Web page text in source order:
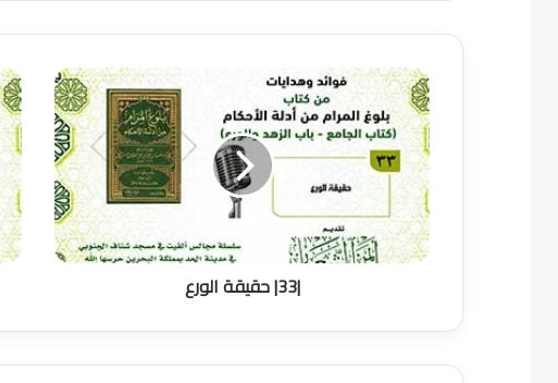
|33|
حقيقة
الورع
|33| حقيقة الورع
|35|
من
ترك
"1"